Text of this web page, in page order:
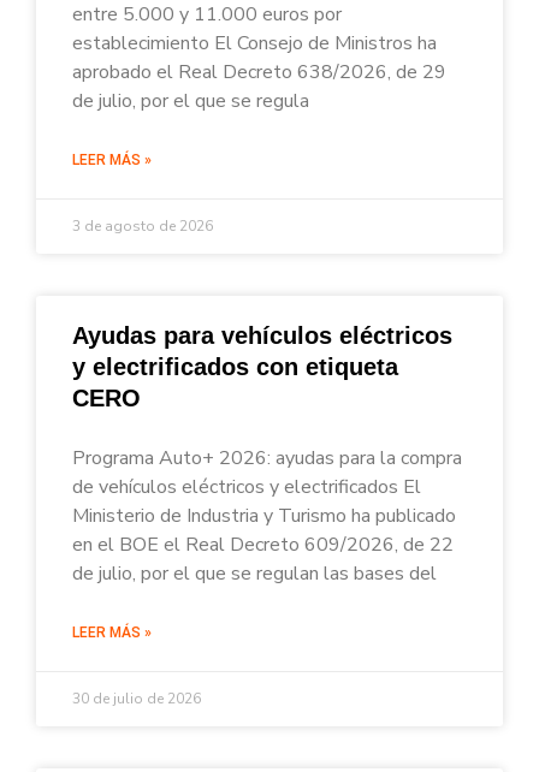
entre 5.000 y 11.000 euros por
establecimiento El Consejo de Ministros ha
aprobado el Real Decreto 638/2026, de 29
de julio, por el que se regula
LEER MÁS »
3 de agosto de 2026
Ayudas para vehículos eléctricos
y electrificados con etiqueta
CERO
Programa Auto+ 2026: ayudas para la compra
de vehículos eléctricos y electrificados El
Ministerio de Industria y Turismo ha publicado
en el BOE el Real Decreto 609/2026, de 22
de julio, por el que se regulan las bases del
LEER MÁS »
30 de julio de 2026